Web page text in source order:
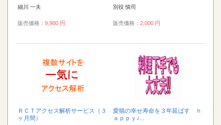
細川 一夫
販売価格： 9,900 円
別役 慎司
販売価格： 2,000 円
ＲＣＴアクセス解析サービス（３
ヶ月間）
愛猫の幸せ寿命を３年延ばす ｈ
ａｐｐｙ♪...